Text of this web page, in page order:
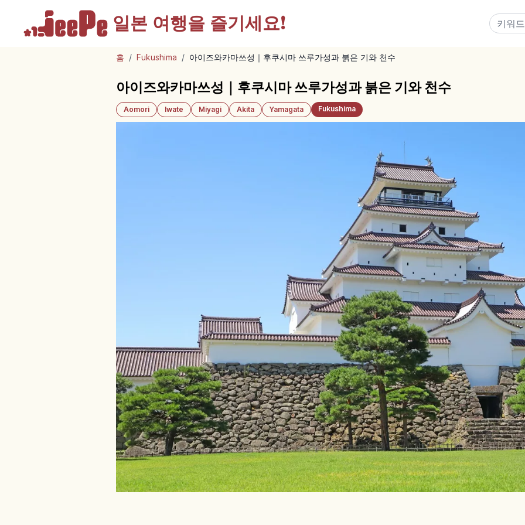
일본 여행을 즐기세요!
홈 / Fukushima / 아이즈와카마쓰성｜후쿠시마 쓰루가성과 붉은 기와 천수
아이즈와카마쓰성｜후쿠시마 쓰루가성과 붉은 기와 천수
Aomori Iwate Miyagi Akita Yamagata Fukushima